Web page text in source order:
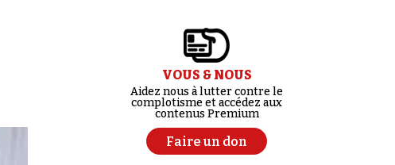
VOUS & NOUS
Aidez nous à lutter contre le
complotisme et accédez aux
contenus Premium
Faire un don